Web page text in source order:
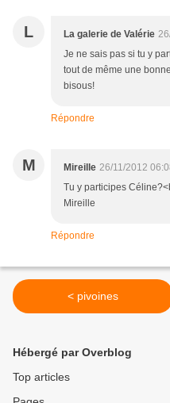
L La galerie de Valérie
Je ne sais pas si tu y
tout de même une
bisous!
Répondre
M Mireille 26/11/2012
Tu y participes
Mireille
Répondre
< pivoines
Hébergé par Overblog
Top articles